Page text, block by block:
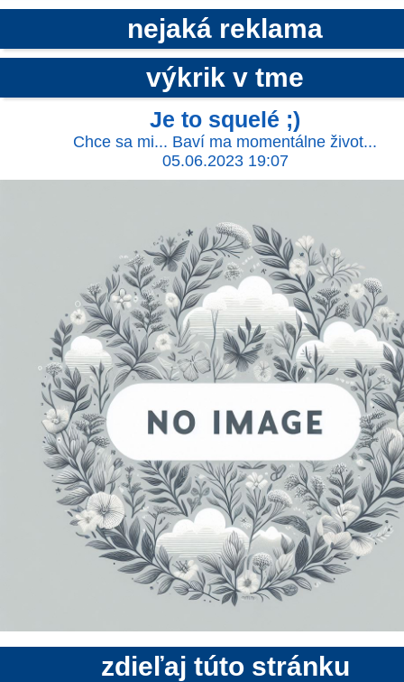
nejaká reklama
výkrik v tme
Je to squelé ;)
Chce sa mi... Baví ma momentálne život...
05.06.2023 19:07
zdieľaj túto stránku